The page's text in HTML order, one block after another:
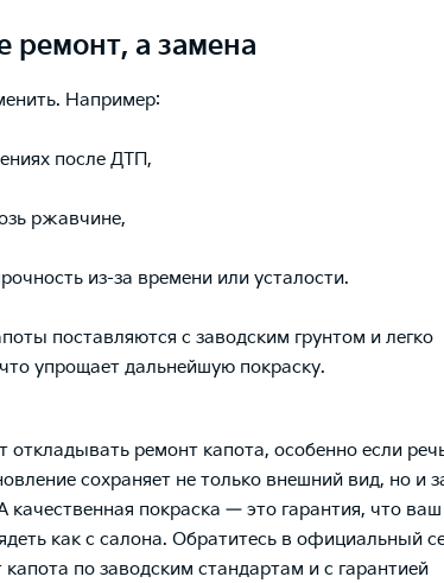
ремонт, а замена
Например:
после ДТП,
ржавчине,
из-за времени или усталости.
поставляются с заводским грунтом и легко
упрощает дальнейшую покраску.
откладывать ремонт капота, особенно если
сохраняет не только внешний вид, но и
качественная покраска — это гарантия, что ваш
как с салона. Обратитесь в официальный
по заводским стандартам и с гарантией